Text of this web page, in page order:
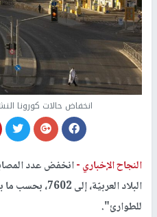
انخفاض حالات كورونا
النجاح الإخباري -انخفض عدد
البلاد العربيّة،
للطوارئ".